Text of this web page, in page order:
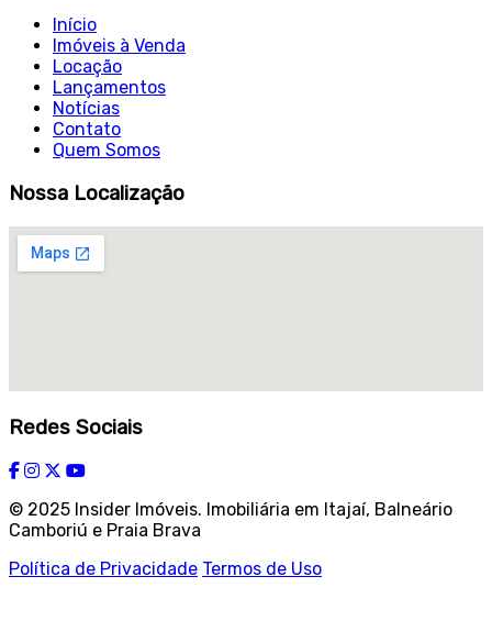
Início
Imóveis à Venda
Locação
Lançamentos
Notícias
Contato
Quem Somos
Nossa Localização
Redes Sociais
© 2025 Insider Imóveis. Imobiliária em Itajaí, Balneário
Camboriú e Praia Brava
Política de Privacidade Termos de Uso